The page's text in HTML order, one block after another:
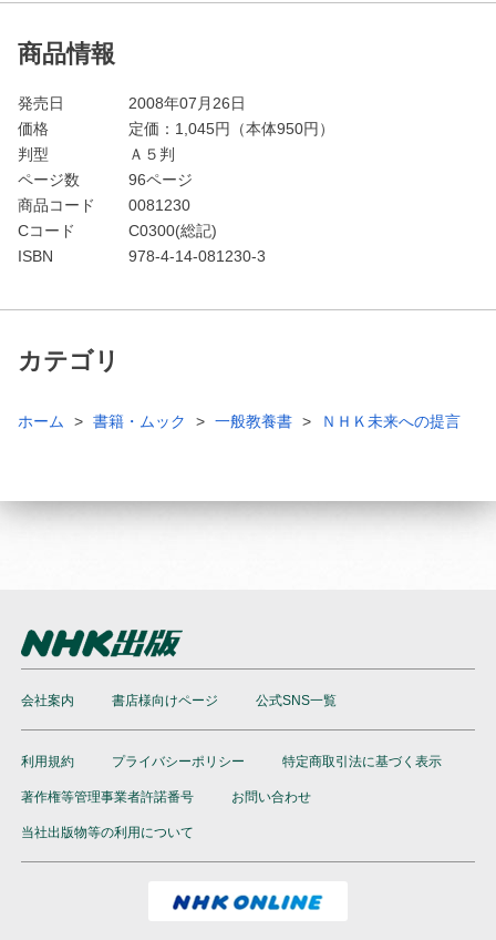
商品情報
発売日
2008年07月26日
価格
定価： 1,045円（本体950円）
判型
Ａ５判
ページ数
96ページ
商品コード
0081230
Cコード
C0300(総記)
ISBN
978-4-14-081230-3
カテゴリ
ホーム 書籍・ムック 一般教養書 ＮＨＫ未来への提言
会社案内 書店様向けページ 公式SNS一覧
利用規約 プライバシーポリシー 特定商取引法に基づく表示
著作権等管理事業者許諾番号 お問い合わせ
当社出版物等の利用について